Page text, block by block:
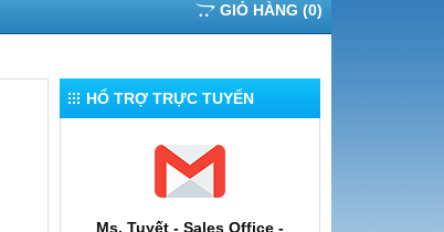
GIỎ HÀNG (0)
HỔ TRỢ TRỰC TUYẾN
Ms. Tuyết - Sales Office -